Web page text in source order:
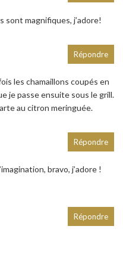
sont magnifiques, j’adore!
les chamaillons coupés en
je passe ensuite sous le grill.
au citron meringuée.
Répondre
bravo, j’adore !
Répondre
Répondre